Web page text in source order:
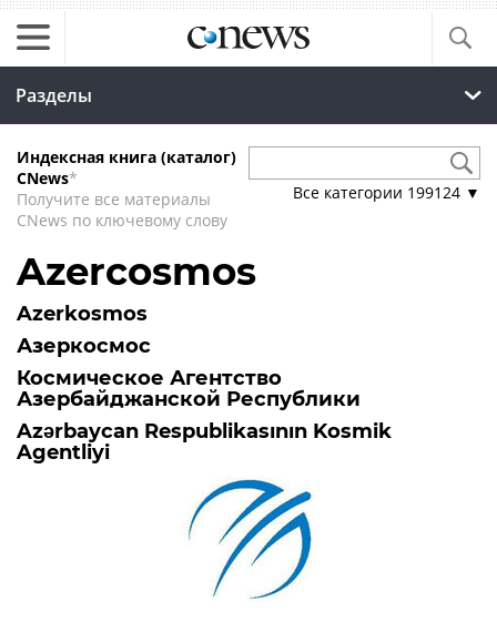
Разделы
Индексная книга (каталог)
CNews*
Получите все материалы
CNews по ключевому слову
Все категории 199124 ▼
Azercosmos
Azerkosmos
Азеркосмос
Космическое Агентство
Азербайджанской Республики
Azərbaycan Respublikasının Kosmik
Agentliyi